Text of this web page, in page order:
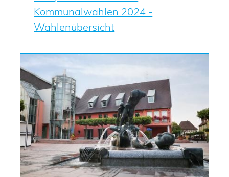
Kommunalwahlen 2024 -
Wahlenübersicht